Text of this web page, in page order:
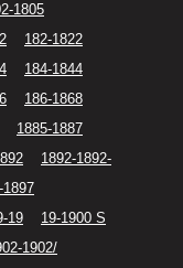
1805
182-1822
184-1844
186-1868
1885-1887
1892-1892-
1897
19
19-1900 S
1902/